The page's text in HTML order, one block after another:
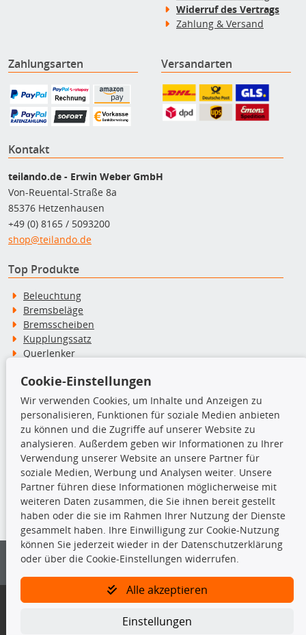
Widerruf des Vertrags
Zahlung & Versand
Zahlungsarten Versandarten
Kontakt
teilando.de - Erwin Weber GmbH
Von-Reuental-Straße 8a
85376 Hetzenhausen
+49 (0) 8165 / 5093200
shop@teilando.de
Top Produkte
Beleuchtung
Bremsbeläge
Bremsscheiben
Kupplungssatz
Querlenker
Stoßdämpfer
TecDoc Inside
Die hier angezeigten Daten insbesondere die gesamte Datenbank dürfen
nicht kopiert werden.
Es ist zu unterlassen, die Daten oder die gesamte Datenbank ohne
vorherige Zustimmung von TecDoc zu vervielfältigen, zu verbreiten
und/oder diese Handlungen durch Dritte ausführen zu lassen. Ein
Bitte prüfen Sie, ob das über unseren Onlineshop identifizierte Ersatzteil
Gegebenenfalls sind ergänzende Informationen notwendig, um
Cookie-Einstellungen
Wir verwenden Cookies, um Inhalte und Anzeigen zu
personalisieren, Funktionen für soziale Medien anbieten
zu können und die Zugriffe auf unserer Website zu
analysieren. Außerdem geben wir Informationen zu Ihrer
Verwendung unserer Website an unsere Partner für
soziale Medien, Werbung und Analysen weiter. Unsere
Partner führen diese Informationen möglicherweise mit
weiteren Daten zusammen, die Sie ihnen bereit gestellt
haben oder die sie im Rahmen Ihrer Nutzung der Dienste
gesammelt haben. Ihre Einwilligung zur Cookie-Nutzung
können Sie jederzeit wieder in der Datenschutzerklärung
oder über die Cookie-Einstellungen widerrufen.
Alle akzeptieren
Einstellungen